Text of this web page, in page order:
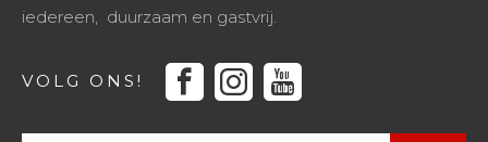
iedereen, duurzaam en gastvrij.
VOLG ONS! facebook instagram youtube